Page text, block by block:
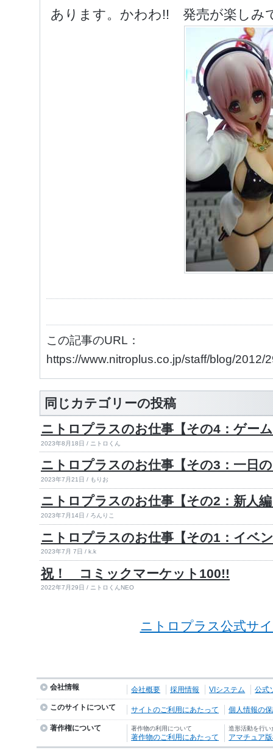
あります。かわわ!! 発売が楽しみ
この記事のURL：
https://www.nitroplus.co.jp/staff/blog/2012/
同じカテゴリーの投稿
ニトロプラスのお仕事【その4：ゲー
2023年8月18日 / ニトロくん
ニトロプラスのお仕事【その3：一日
2023年7月21日 / もりお
ニトロプラスのお仕事【その2：新人
2023年7月14日 / ろんりこ
ニトロプラスのお仕事【その1：イベ
2023年7月 7日 / k.k
祝！ コミックマーケット100!!
2022年7月29日 / ニトロくんNEO
ニトロプラス公式サ
会社情報 会社概要 採用情報 VIシステム 公式
このサイトについて サイトのご利用にあたって 個人情報の
著作権について 著作物の利用について
著作物のご利用にあたって
造形活動を行い
アマチュア